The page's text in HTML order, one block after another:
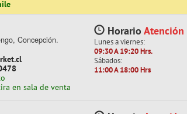
TEMUCO ! Te invitamos a
Concepción.
en sala de venta
Horario Atención
Lunes a viernes:
09:30 A 19:20 Hrs.
Sábados:
11:00 A 18:00 Hrs